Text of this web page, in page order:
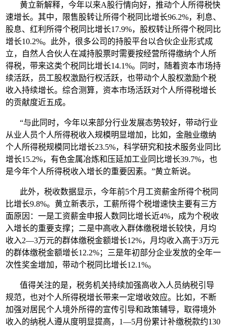
黄立新解释，今年以来A股行情向好，推动个人所得税快
速增长。其中，限售股转让所得个税同比增长96.2%，利息、
股息、红利所得个税同比增长17.9%，股权转让所得个税同比
增长10.2%。此外，很多公司的持股平台以合伙企业形式成
立，自然人合伙人在减持股票时需要按经营所得缴纳个人所
得税，带来这类个税同比增长14.1%。同时，随着资本市场持
续活跃，员工股权激励行权活跃，也带动个人股权激励个税
收入持续增长。综合测算，资本市场活跃对个人所得税增长
的贡献度近五成。
“与此同时，今年以来部分行业发展态势较好，带动行业
从业人员个人所得税收入规模明显增加，比如，金融业缴纳
个人所得税规模同比增长23.5%，科学研究和技术服务业同比
增长15.2%，有色金属冶炼和压延加工业同比增长39.7%，也
是今年个人所得税收入增长的重要因素。”黄立新说。
此外，税收数据显示，今年前5个月工资薪金所得个税同
比增长9.8%。黄立新表示，工薪所得个税增速快主要有三方
面原因：一是工资薪金申报人数同比增长近4%，成为个税收
入增长的重要支撑；二是中高收入群体缴税增长较快，月均
收入2—3万元的群体缴税金额增长12%，月均收入高于3万元
的群体缴税金额增长12.2%；三是年初部分企业发放的全年一
次性奖金增加，带动个税同比增长12.1%。
值得关注的是，税务机关持续加强高收入人员纳税引导
规范，也对个人所得税增长带来一定增收效应。比如，不断
加强对居民个人境外所得的宣传引导和政策辅导，取得境外
收入的纳税人遵从度明显提高，1—5月份累计补缴税款约130